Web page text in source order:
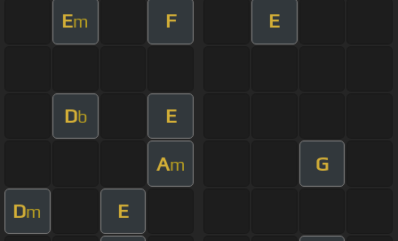
Em F E
Db E
Am G
Dm E